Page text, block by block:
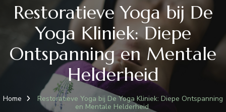
Restoratieve Yoga bij De
Yoga Kliniek: Diepe
Ontspanning en Mentale
Helderheid
Home
Restoratieve Yoga bij De Yoga Kliniek: Diepe Ontspanning
en Mentale Helderheid